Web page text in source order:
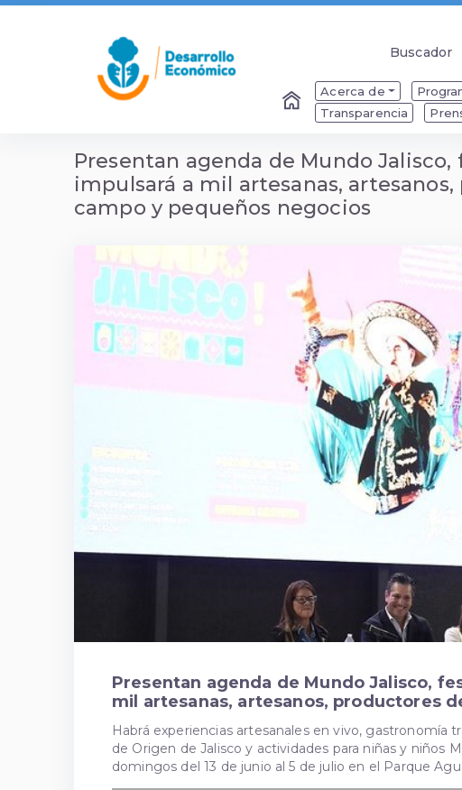
Buscador
Acerca de
Transparencia
Presentan agenda de Mundo
impulsará a mil artesanas,
campo y pequeños negocios
Presentan agenda de Mundo Jalisco,
mil artesanas, artesanos, productores
Habrá experiencias artesanales en vivo, gastronomía
de Origen de Jalisco y actividades para niñas y niños
domingos del 13 de junio al 5 de julio en el Parque